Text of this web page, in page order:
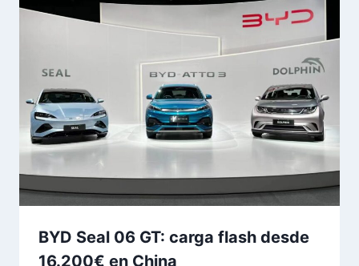
BYD Seal 06 GT: carga flash desde
16.200€ en China